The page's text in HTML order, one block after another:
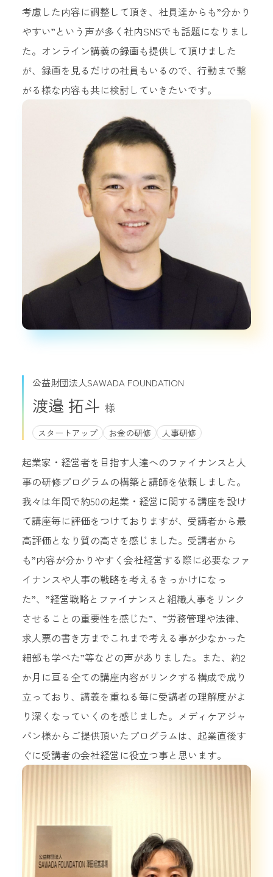
考慮した内容に調整して頂き、社員達からも”分かり
やすい”という声が多く社内SNSでも話題になりまし
た。オンライン講義の録画も提供して頂けました
が、録画を見るだけの社員もいるので、行動まで繋
がる様な内容も共に検討していきたいです。
公益財団法人SAWADA FOUNDATION
渡邉 拓斗
スタートアップ お金の研修 人事研修
起業家・経営者を目指す人達へのファイナンスと人
事の研修プログラムの構築と講師を依頼しました。
我々は年間で約50の起業・経営に関する講座を設け
て講座毎に評価をつけておりますが、受講者から最
高評価となり質の高さを感じました。受講者から
も”内容が分かりやすく会社経営する際に必要なファ
イナンスや人事の戦略を考えるきっかけになっ
た”、”経営戦略とファイナンスと組織人事をリンク
させることの重要性を感じた”、”労務管理や法律、
求人票の書き方までこれまで考える事が少なかった
細部も学べた”等などの声がありました。また、約2
か月に亘る全ての講座内容がリンクする構成で成り
立っており、講義を重ねる毎に受講者の理解度がよ
り深くなっていくのを感じました。メディケアジャ
パン様からご提供頂いたプログラムは、起業直後す
ぐに受講者の会社経営に役立つ事と思います。